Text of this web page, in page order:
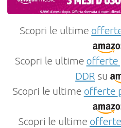
Scopri le ultime
Scopri le ultime offerte
DDR su
Scopri le ultime offerte
Scopri le ultime